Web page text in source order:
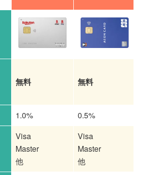
無料 無料
1.0% 0.5%
Visa
Master
他
Visa
Master
他